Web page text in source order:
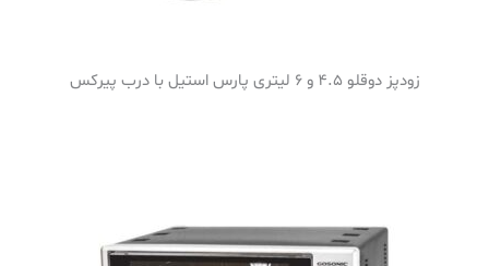
زودپز دوقلو 4.5 و 6 لیتری پارس استیل با درب پیرکس